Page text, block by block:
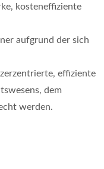
kosteneffiziente
aufgrund der sich
effiziente
dem
werden.